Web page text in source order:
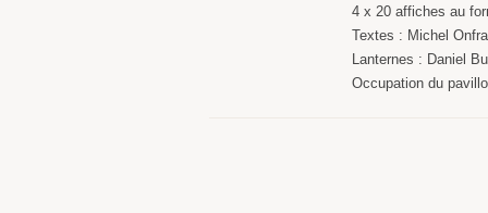
4 x 20 affiches au
Textes : Michel
Lanternes : Daniel
Occupation du